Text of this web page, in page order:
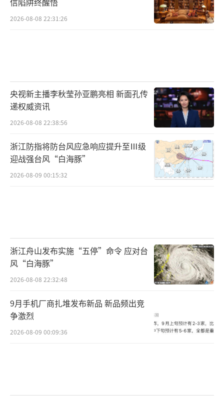
2026-08-08 22:31:26
央视新主播李秋莹孙亚鹏亮相 新面孔传
递权威资讯
2026-08-08 22:38:56
浙江防指将防台风应急响应提升至Ⅲ级
迎战强台风“白海豚”
2026-08-09 00:15:32
浙江舟山发布实施“五停”命令 应对台
风“白海豚”
2026-08-08 22:32:48
9月手机厂商扎堆发布新品 新品频出竞
争激烈
2026-08-09 00:09:36